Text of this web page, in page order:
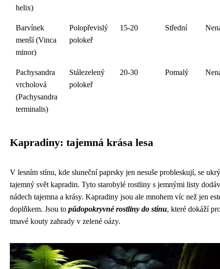
helix)
Barvínek
menší (Vinca
minor)
Polopřevislý
polokeř
15-20 Střední
Pachysandra
vrcholová
(Pachysandra
terminalis)
Stálezelený
polokeř
20-30 Pomalý
Kapradiny: tajemná krása lesa
V lesním stínu, kde sluneční paprsky jen nesuše probleskují, se
tajemný svět kapradin. Tyto starobylé rostliny s jemnými listy
nádech tajemna a krásy. Kapradiny jsou ale mnohem víc než jen
doplňkem. Jsou to půdopokryvné rostliny do stínu, které dokáží
tmavé kouty zahrady v zelené oázy.